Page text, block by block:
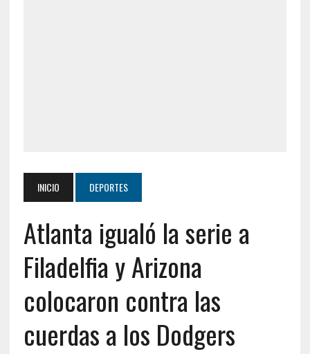
INICIO DEPORTES
Atlanta igualó la serie a
Filadelfia y Arizona
colocaron contra las
cuerdas a los Dodgers